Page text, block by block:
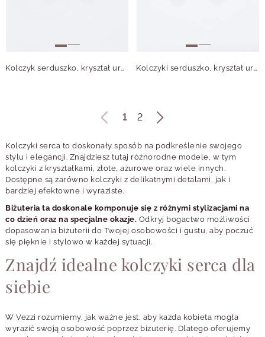
Kolczyk serduszko, kryształ urodzeniowy Sierpień, stal pozłacana S210762Z00 Kolczyki serduszko, kryształ urodzeniowy Styczeń, stal pozłacana S210755Z00
1 2
Kolczyki serca to doskonały sposób na podkreślenie swojego
stylu i elegancji. Znajdziesz tutaj różnorodne modele, w tym
kolczyki z kryształkami, złote, ażurowe oraz wiele innych.
Dostępne są zarówno kolczyki z delikatnymi detalami, jak i
bardziej efektowne i wyraziste.
Biżuteria ta doskonale komponuje się z różnymi stylizacjami na
co dzień oraz na specjalne okazje. Odkryj bogactwo możliwości
dopasowania biżuterii do Twojej osobowości i gustu, aby poczuć
się pięknie i stylowo w każdej sytuacji.
Znajdź idealne kolczyki serca dla
siebie
W Vezzi rozumiemy, jak ważne jest, aby każda kobieta mogła
wyrazić swoją osobowość poprzez biżuterię. Dlatego oferujemy